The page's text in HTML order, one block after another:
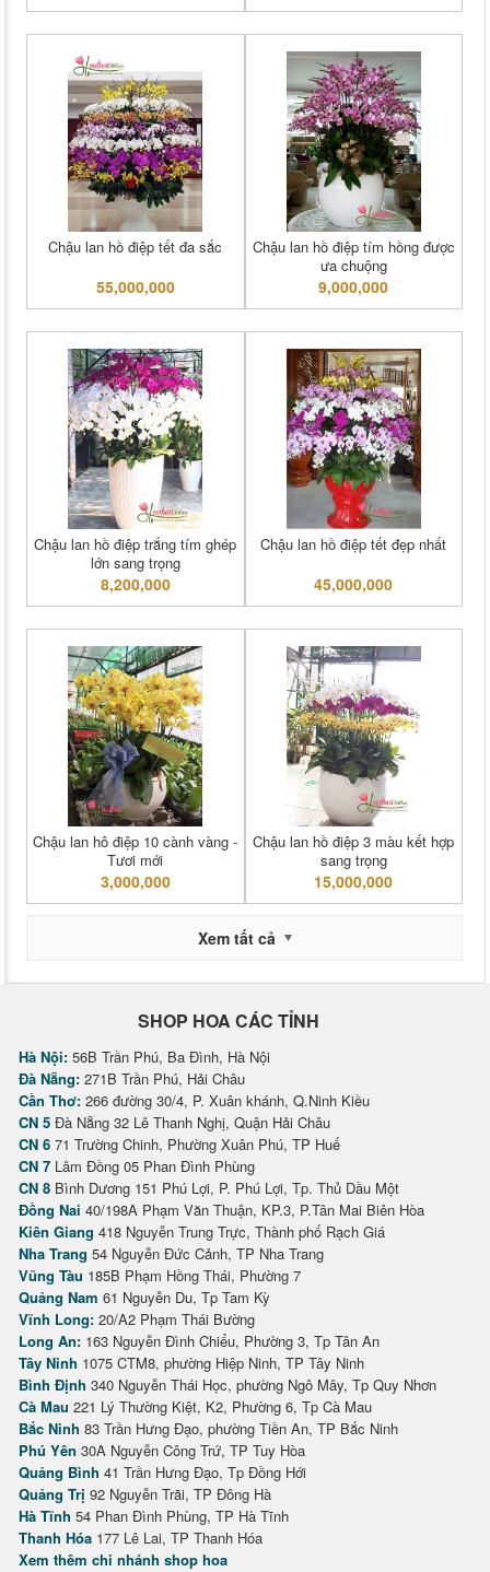
Chậu lan hồ điệp tết đa sắc
55,000,000
Chậu lan hồ điệp tím hồng được
ưa chuộng
9,000,000
Chậu lan hồ điệp trắng tím ghép
lớn sang trọng
8,200,000
Chậu lan hồ điệp tết đẹp nhất
45,000,000
Chậu lan hô điệp 10 cành vàng -
Tươi mới
3,000,000
Chậu lan hồ điệp 3 màu kết hợp
sang trọng
15,000,000
Xem tất cả
SHOP HOA CÁC TỈNH
Hà Nội: 56B Trần Phú, Ba Đình, Hà Nội
Đà Nẵng: 271B Trần Phú, Hải Châu
Cần Thơ: 266 đường 30/4, P. Xuân khánh, Q.Ninh Kiều
CN 5 Đà Nẵng 32 Lê Thanh Nghị, Quận Hải Châu
CN 6 71 Trường Chinh, Phường Xuân Phú, TP Huế
CN 7 Lâm Đồng 05 Phan Đình Phùng
CN 8 Bình Dương 151 Phú Lợi, P. Phú Lợi, Tp. Thủ Dầu Một
Đồng Nai 40/198A Phạm Văn Thuận, KP.3, P.Tân Mai Biên Hòa
Kiên Giang 418 Nguyễn Trung Trực, Thành phố Rạch Giá
Nha Trang 54 Nguyễn Đức Cảnh, TP Nha Trang
Vũng Tàu 185B Phạm Hồng Thái, Phường 7
Quảng Nam 61 Nguyễn Du, Tp Tam Kỳ
Vĩnh Long: 20/A2 Phạm Thái Bường
Long An: 163 Nguyễn Đình Chiểu, Phường 3, Tp Tân An
Tây Ninh 1075 CTM8, phường Hiệp Ninh, TP Tây Ninh
Bình Định 340 Nguyễn Thái Học, phường Ngô Mây, Tp Quy Nhơn
Cà Mau 221 Lý Thường Kiệt, K2, Phường 6, Tp Cà Mau
Bắc Ninh 83 Trần Hưng Đạo, phường Tiền An, TP Bắc Ninh
Phú Yên 30A Nguyễn Công Trứ, TP Tuy Hòa
Quảng Bình 41 Trần Hưng Đạo, Tp Đồng Hới
Quảng Trị 92 Nguyễn Trãi, TP Đông Hà
Hà Tĩnh 54 Phan Đình Phùng, TP Hà Tĩnh
Thanh Hóa 177 Lê Lai, TP Thanh Hóa
Xem thêm chi nhánh shop hoa